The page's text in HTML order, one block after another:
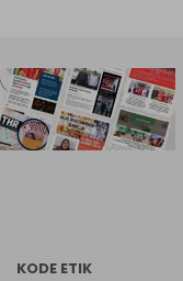
KODE ETIK